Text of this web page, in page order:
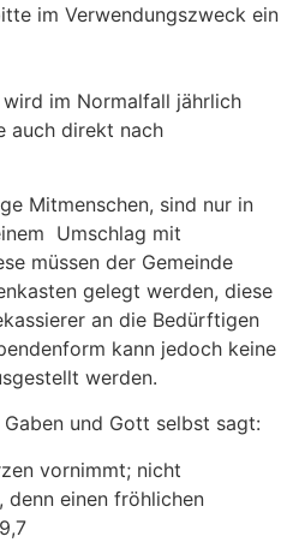
im Verwendungszweck ein
im Normalfall jährlich
auch direkt nach
Mitmenschen, sind nur in
Umschlag mit
müssen der Gemeinde
gelegt werden, diese
an die Bedürftigen
kann jedoch keine
werden.
und Gott selbst sagt:
vornimmt; nicht
einen fröhlichen